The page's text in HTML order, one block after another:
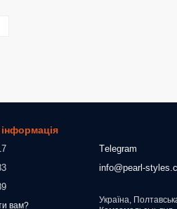
вам?
Тelegram
info@pearl-
Україна,